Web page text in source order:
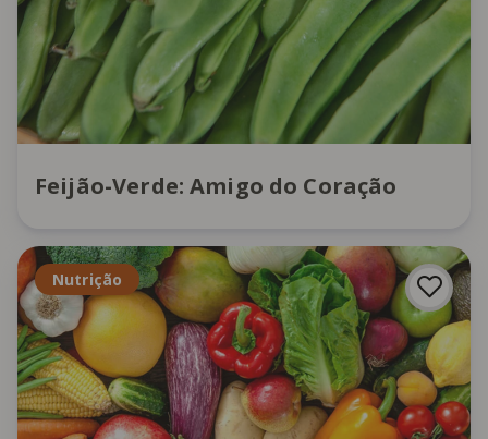
Feijão-Verde: Amigo do Coração
Nutrição